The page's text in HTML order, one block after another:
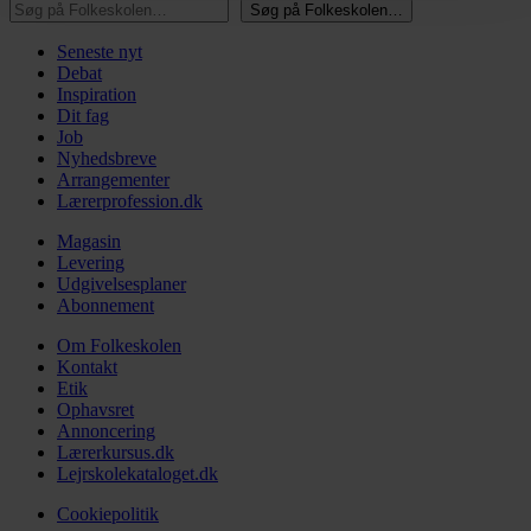
Søg på Folkeskolen…
Søg på Folkeskolen…
Seneste nyt
Debat
Inspiration
Dit fag
Job
Nyhedsbreve
Arrangementer
Lærerprofession.dk
Magasin
Levering
Udgivelsesplaner
Abonnement
Om Folkeskolen
Kontakt
Etik
Ophavsret
Annoncering
Lærerkursus.dk
Lejrskolekataloget.dk
Cookiepolitik